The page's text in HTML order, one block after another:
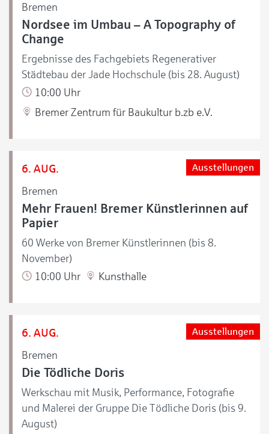
Bremen
Nordsee im Umbau – A Topography of
Change
Ergebnisse des Fachgebiets Regenerativer
Städtebau der Jade Hochschule (bis 28. August)
10:00 Uhr
Bremer Zentrum für Baukultur b.zb e.V.
6. AUG.
Bremen
Ausstellungen
Mehr Frauen! Bremer Künstlerinnen auf
Papier
60 Werke von Bremer Künstlerinnen (bis 8.
November)
10:00 Uhr
Kunsthalle
6. AUG.
Bremen
Ausstellungen
Die Tödliche Doris
Werkschau mit Musik, Performance, Fotografie
und Malerei der Gruppe Die Tödliche Doris (bis 9.
August)